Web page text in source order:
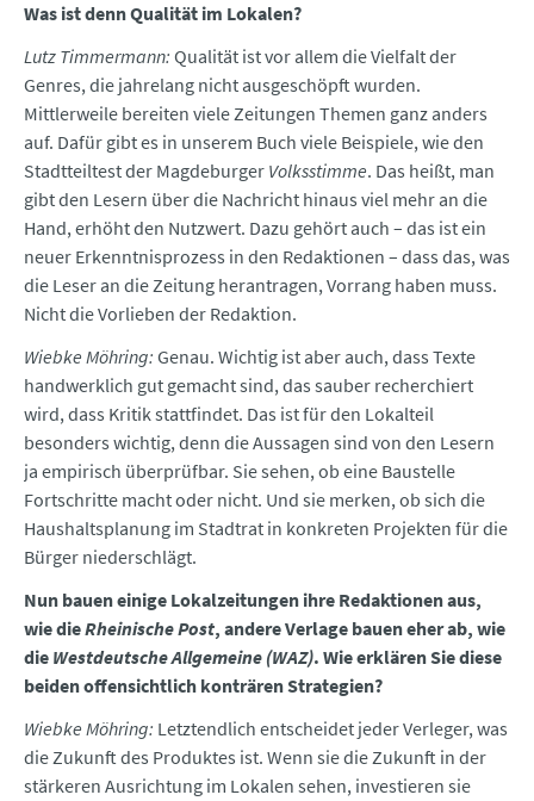
Was ist denn Qualität im Lokalen?
Lutz Timmermann: Qualität ist vor allem die Vielfalt der
Genres, die jahrelang nicht ausgeschöpft wurden.
Mittlerweile bereiten viele Zeitungen Themen ganz anders
auf. Dafür gibt es in unserem Buch viele Beispiele, wie den
Stadtteiltest der Magdeburger Volksstimme. Das heißt, man
gibt den Lesern über die Nachricht hinaus viel mehr an die
Hand, erhöht den Nutzwert. Dazu gehört auch – das ist ein
neuer Erkenntnisprozess in den Redaktionen – dass das, was
die Leser an die Zeitung herantragen, Vorrang haben muss.
Nicht die Vorlieben der Redaktion.
Wiebke Möhring: Genau. Wichtig ist aber auch, dass Texte
handwerklich gut gemacht sind, das sauber recherchiert
wird, dass Kritik stattfindet. Das ist für den Lokalteil
besonders wichtig, denn die Aussagen sind von den Lesern
ja empirisch überprüfbar. Sie sehen, ob eine Baustelle
Fortschritte macht oder nicht. Und sie merken, ob sich die
Haushaltsplanung im Stadtrat in konkreten Projekten für die
Bürger niederschlägt.
Nun bauen einige Lokalzeitungen ihre Redaktionen aus,
wie dieRheinische Post, andere Verlage bauen eher ab, wie
die Westdeutsche Allgemeine (WAZ). Wie erklären Sie diese
beiden offensichtlich konträren Strategien?
Wiebke Möhring: Letztendlich entscheidet jeder Verleger, was
die Zukunft des Produktes ist. Wenn sie die Zukunft in der
stärkeren Ausrichtung im Lokalen sehen, investieren sie